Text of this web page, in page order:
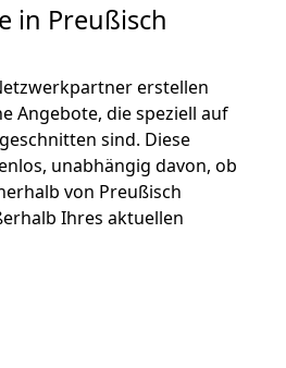
in Preußisch
erstellen
Angebote, die speziell auf
sind. Diese
unabhängig davon, ob
von Preußisch
Ihres aktuellen